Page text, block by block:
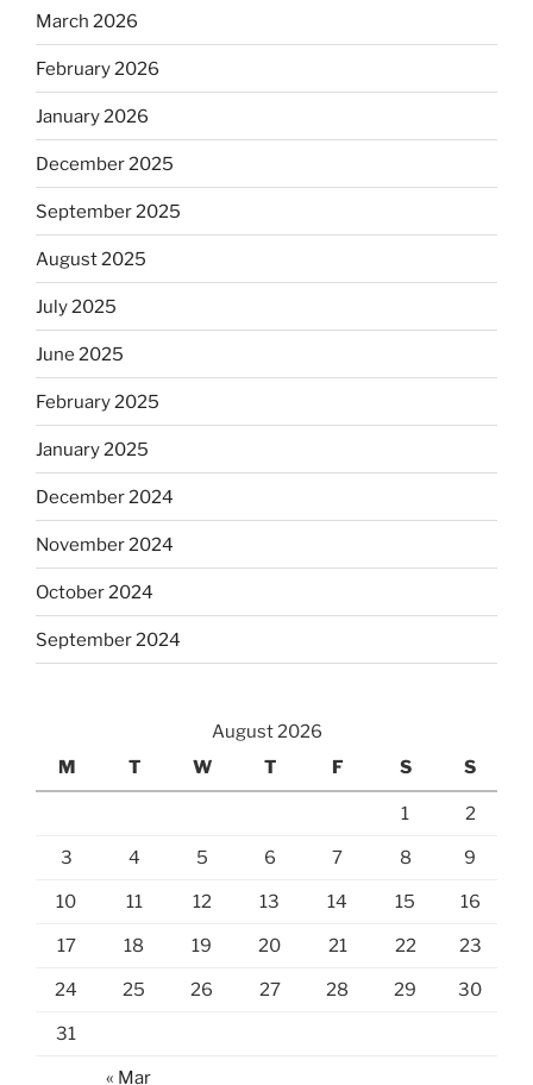
March 2026
February 2026
January 2026
December 2025
September 2025
August 2025
July 2025
June 2025
February 2025
January 2025
December 2024
November 2024
October 2024
September 2024
August 2026
M
T W T F S S
1 2
3 4 5 6 7 8 9
10 11 12 13 14 15 16
17 18 19 20 21 22 23
24 25 26 27 28 29 30
31
« Mar